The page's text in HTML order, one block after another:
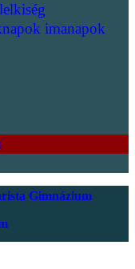
imanapok
Gimnázium